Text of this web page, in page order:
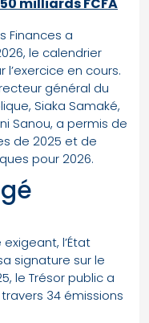
milliards FCFA
Finances a
le calendrier
l’exercice en cours.
général du
Siaka Samaké,
Sanou, a permis de
de 2025 et de
pour 2026.
l’État
signature sur le
le Trésor public a
travers 34 émissions